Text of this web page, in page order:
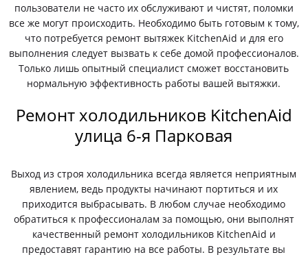
пользователи не часто их обслуживают и чистят, поломки
все же могут происходить. Необходимо быть готовым к тому,
что потребуется ремонт вытяжек KitchenAid и для его
выполнения следует вызвать к себе домой профессионалов.
Только лишь опытный специалист сможет восстановить
нормальную эффективность работы вашей вытяжки.
Ремонт холодильников KitchenAid
улица 6-я Парковая
Выход из строя холодильника всегда является неприятным
явлением, ведь продукты начинают портиться и их
приходится выбрасывать. В любом случае необходимо
обратиться к профессионалам за помощью, они выполнят
качественный ремонт холодильников KitchenAid и
предоставят гарантию на все работы. В результате вы